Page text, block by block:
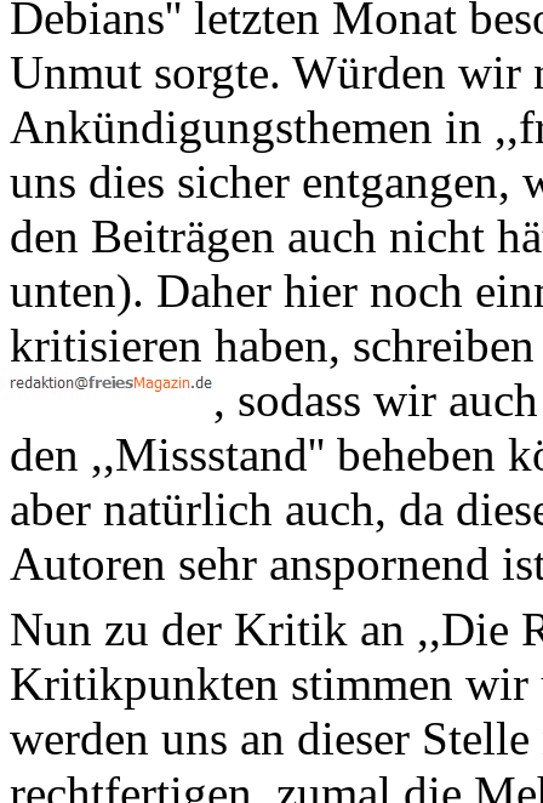
Debians'' letzten Monat
Unmut sorgte. Würden
Ankündigungsthemen in
uns dies sicher
den Beiträgen auch nicht
unten). Daher hier noch
kritisieren haben,
, sodass wir
den ,,Missstand'' beheben
aber natürlich auch, da
Autoren sehr anspornend
Nun zu der Kritik an ,,Die
Kritikpunkten stimmen wir
werden uns an dieser